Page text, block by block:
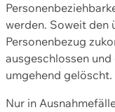
werden. Soweit den
Personenbezug
ausgeschlossen
umgehend gelöscht.
Nur in